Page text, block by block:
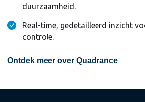
duurzaamheid.
Real-time, gedetailleerd inzicht
controle.
Ontdek meer over Quadrance